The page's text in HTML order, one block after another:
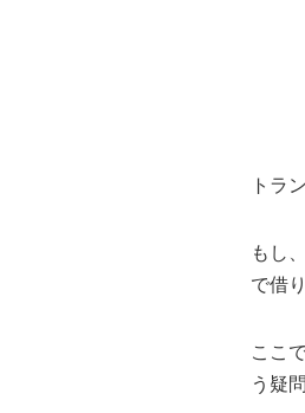
トラ
もし
で借
ここ
う疑